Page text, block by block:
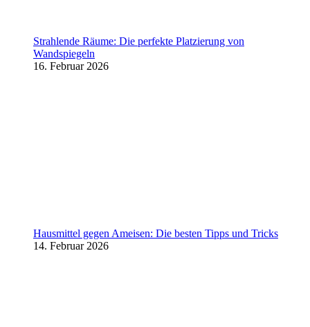
Strahlende Räume: Die perfekte Platzierung von
Wandspiegeln
16. Februar 2026
Hausmittel gegen Ameisen: Die besten Tipps und Tricks
14. Februar 2026